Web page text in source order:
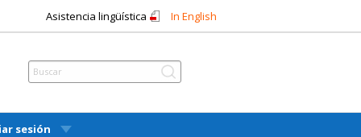
Asistencia lingüística In English
sesión